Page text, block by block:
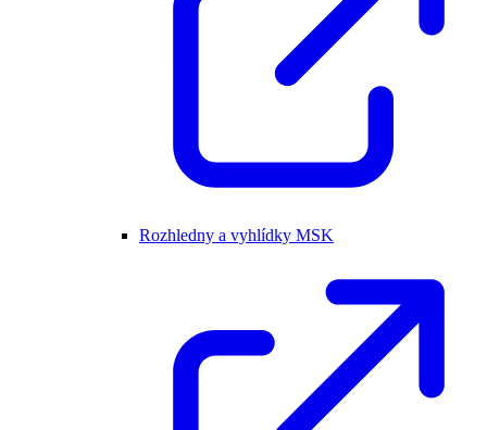
Rozhledny a vyhlídky MSK